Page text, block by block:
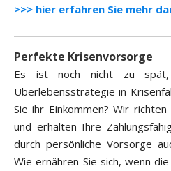
>>> hier erfahren Sie mehr
Perfekte Krisenvorsorge
Es ist noch nicht zu
Überlebensstrategie in
Sie ihr Einkommen? Wir
und erhalten Ihre
durch persönliche Vorsorge
Wie ernähren Sie sich, wenn